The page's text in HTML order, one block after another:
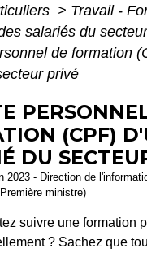
> Travail -
salariés du
de formation
privé
(CPF)
DU
2023 - Direction de
ministre)
suivre une formation
? Sachez que